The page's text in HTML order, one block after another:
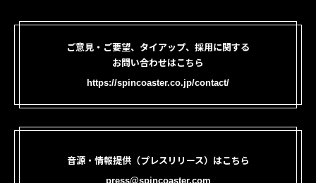
ご意見・ご要望、タイアップ、採用に関する
お問い合わせはこちら
https://spincoaster.co.jp/contact/
音源・情報提供（プレスリリース）はこちら
press@spincoaster.com